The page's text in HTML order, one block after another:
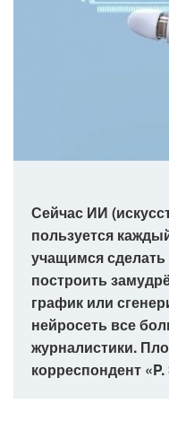
Сейчас ИИ
пользуется
учащимся
построить
график или
нейросеть все
журналистики.
корреспондент «P.